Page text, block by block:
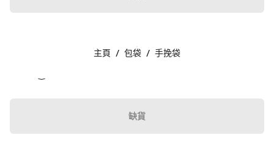
缺貨
主頁 / 包袋 / 手挽袋